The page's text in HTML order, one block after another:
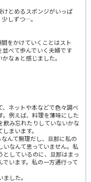
とめるスポンジがいっぱ
しずつ…。
をかけていくことはスト
べて歩んでいく夫婦です
なぁと感じました。
ネットや本などで色々調べ
例えば、料理を薄味にした
飲み忘れたりしていないかな
まいます。
んて無理だし、旦那に私の
なんて思っていません。私
しているのに、旦那はまっ
います。私の一方通行って
した。